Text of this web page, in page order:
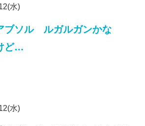
水)
ソル ルガルガンかな
ど…
水)